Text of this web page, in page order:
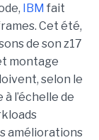
IBM fait
Cet été,
de son z17
montage
selon le
l’échelle de
améliorations